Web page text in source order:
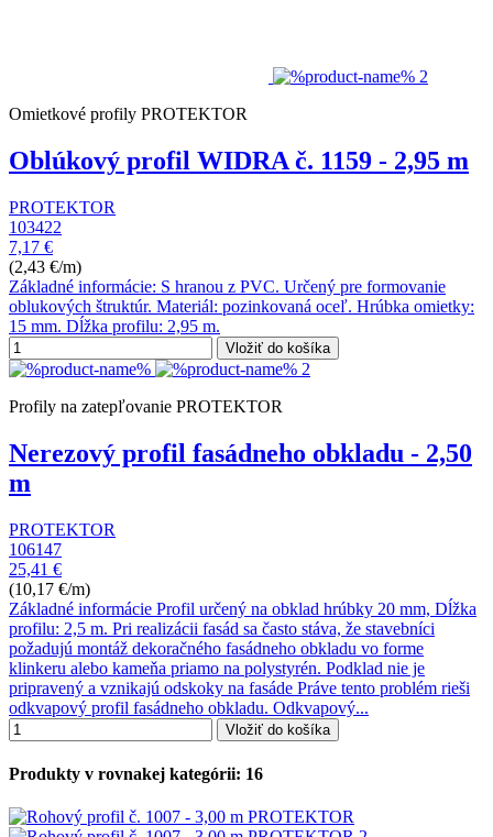
Omietkové profily PROTEKTOR
Oblúkový profil WIDRA č. 1159 - 2,95 m
PROTEKTOR
103422
7,17 €
(2,43 €/m)
Základné informácie: S hranou z PVC. Určený pre formovanie
oblukových štruktúr. Materiál: pozinkovaná oceľ. Hrúbka omietky:
15 mm. Dĺžka profilu: 2,95 m.
Vložiť do košíka
Profily na zatepľovanie PROTEKTOR
Nerezový profil fasádneho obkladu - 2,50
m
PROTEKTOR
106147
25,41 €
(10,17 €/m)
Základné informácie Profil určený na obklad hrúbky 20 mm, Dĺžka
profilu: 2,5 m. Pri realizácii fasád sa často stáva, že stavebníci
požadujú montáž dekoračného fasádneho obkladu vo forme
klinkeru alebo kameňa priamo na polystyrén. Podklad nie je
pripravený a vznikajú odskoky na fasáde Práve tento problém rieši
odkvapový profil fasádneho obkladu. Odkvapový...
Vložiť do košíka
Produkty v rovnakej kategórii: 16